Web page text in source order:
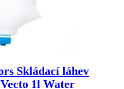
Skládací láhev
1l Water